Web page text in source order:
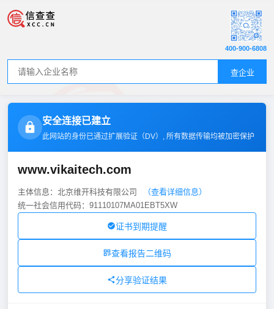
查企业
400-900-6808
安全连接已建立
此网站的身份已通过扩展验证（DV）, 所有数据传输均被加密保护
www.vikaitech.com
主体信息：北京维开科技有限公司
（查看详细信息）
统一社会信用代码：91110107MA01EBT5XW
证书到期提醒
查看报告二维码
分享验证结果